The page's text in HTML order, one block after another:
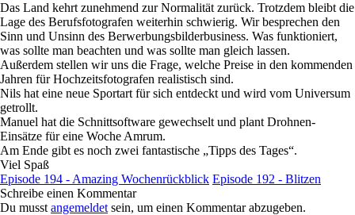
Das Land kehrt zunehmend zur Normalität zurück. Trotzdem bleibt die
Lage des Berufsfotografen weiterhin schwierig. Wir besprechen den
Sinn und Unsinn des Berwerbungsbilderbusiness. Was funktioniert,
was sollte man beachten und was sollte man gleich lassen.
Außerdem stellen wir uns die Frage, welche Preise in den kommenden
Jahren für Hochzeitsfotografen realistisch sind.
Nils hat eine neue Sportart für sich entdeckt und wird vom Universum
getrollt.
Manuel hat die Schnittsoftware gewechselt und plant Drohnen-
Einsätze für eine Woche Amrum.
Am Ende gibt es noch zwei fantastische „Tipps des Tages“.
Viel Spaß
Episode 194 - Amazing Wochenrückblick Episode 192 - Blitzen
Schreibe einen Kommentar
Du musst angemeldet sein, um einen Kommentar abzugeben.